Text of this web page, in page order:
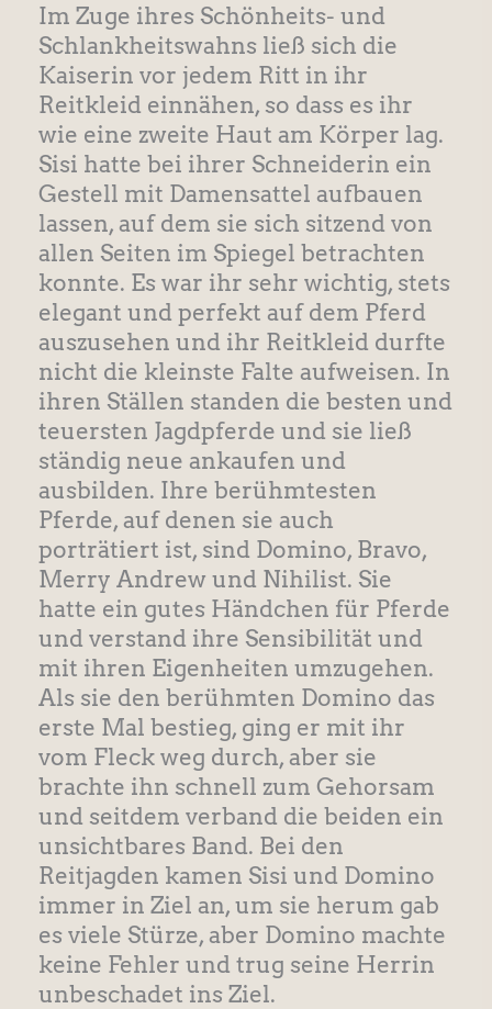
Im Zuge ihres Schönheits- und
Schlankheitswahns ließ sich die
Kaiserin vor jedem Ritt in ihr
Reitkleid einnähen, so dass es ihr
wie eine zweite Haut am Körper lag.
Sisi hatte bei ihrer Schneiderin ein
Gestell mit Damensattel aufbauen
lassen, auf dem sie sich sitzend von
allen Seiten im Spiegel betrachten
konnte. Es war ihr sehr wichtig, stets
elegant und perfekt auf dem Pferd
auszusehen und ihr Reitkleid durfte
nicht die kleinste Falte aufweisen. In
ihren Ställen standen die besten und
teuersten Jagdpferde und sie ließ
ständig neue ankaufen und
ausbilden. Ihre berühmtesten
Pferde, auf denen sie auch
porträtiert ist, sind Domino, Bravo,
Merry Andrew und Nihilist. Sie
hatte ein gutes Händchen für Pferde
und verstand ihre Sensibilität und
mit ihren Eigenheiten umzugehen.
Als sie den berühmten Domino das
erste Mal bestieg, ging er mit ihr
vom Fleck weg durch, aber sie
brachte ihn schnell zum Gehorsam
und seitdem verband die beiden ein
unsichtbares Band. Bei den
Reitjagden kamen Sisi und Domino
immer in Ziel an, um sie herum gab
es viele Stürze, aber Domino machte
keine Fehler und trug seine Herrin
unbeschadet ins Ziel.